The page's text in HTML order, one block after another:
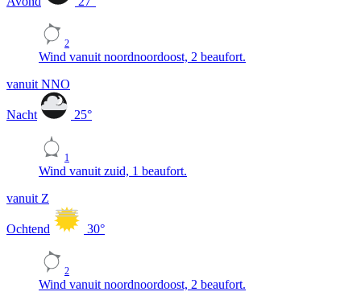
2
Wind vanuit noordnoordoost, 2 beaufort.
vanuit NNO
Nacht 25°
1
Wind vanuit zuid, 1 beaufort.
vanuit Z
Ochtend 30°
2
Wind vanuit noordnoordoost, 2 beaufort.